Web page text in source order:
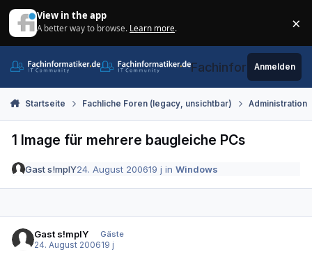
View in the app
A better way to browse. Learn more. ×
Fachinformatiker.de
Anmelden
Startseite Fachliche Foren (legacy, unsichtbar) Administration
1 Image für mehrere baugleiche PCs
Gast s!mplY24. August 200619 j inWindows
Gast s!mplY
Gäste
24. August 200619 j